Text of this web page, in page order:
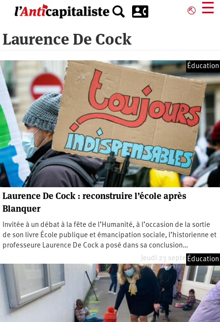
principal
⎋ ☰
Laurence De Cock
Éducation
Laurence De Cock : reconstruire l’école après
Blanquer
Invitée à un débat à la fête de l’Humanité, à l’occasion de la sortie
de son livre École publique et émancipation sociale, l’historienne et
professeure Laurence De Cock a posé dans sa conclusion…
Jeudi 23 septembre 2021
Éducation